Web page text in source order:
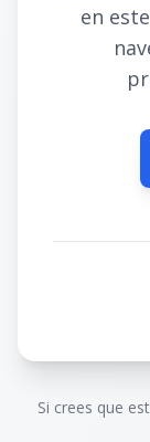
en
Si crees que